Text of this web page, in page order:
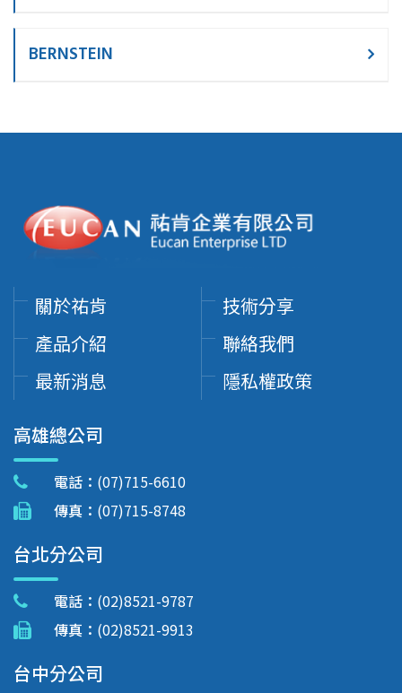
BERNSTEIN
關於祐肯
產品介紹
最新消息
技術分享
聯絡我們
隱私權政策
高雄總公司
電話： (07)715-6610
傳真： (07)715-8748
台北分公司
電話： (02)8521-9787
傳真： (02)8521-9913
台中分公司